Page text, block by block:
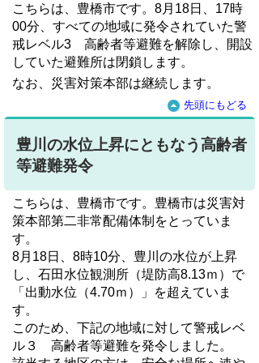
こちらは、豊橋市です。8月18日、17時
00分、すべての地域に発令されていた警
戒レベル3 高齢者等避難を解除し、開設
していた避難所は閉鎖します。
なお、災害対策本部は継続します。
先頭にもどる
豊川の水位上昇にともなう高齢者
等避難発令
こちらは、豊橋市です。豊橋市は災害対
策本部第二非常配備体制をとっていま
す。
8月18日、8時10分、豊川の水位が上昇
し、石田水位観測所（堤防高8.13ｍ）で
「出動水位（4.70ｍ）」を超えていま
す。
このため、下記の地域に対して警戒レベ
ル３ 高齢者等避難を発令しました。